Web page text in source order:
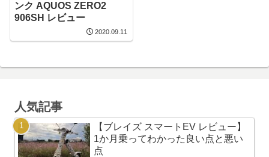
ンク AQUOS ZERO2
906SH レビュー
2020.09.11
人気記事
【ブレイズ スマートEV レビュー】
1か月乗ってわかった良い点と悪い
点